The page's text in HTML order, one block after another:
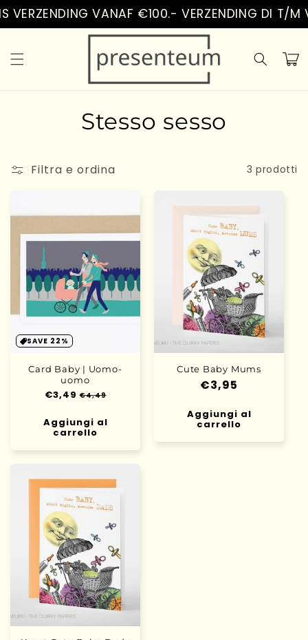
contenuti
VERZENDING VANAF €100.- VERZENDING DI T/M
C
l
e
z
i
o
e
:
Stesso sesso
Filtra e ordina 3 prodotti
SAVE 22%
Card Baby | Uomo-
uomo
Prezzo
listino
€3,49 Prezzo
€4,49
Aggiungi al
carrello
Cute Baby Mums
Prezzo
listino
€3,95
Aggiungi al
carrello